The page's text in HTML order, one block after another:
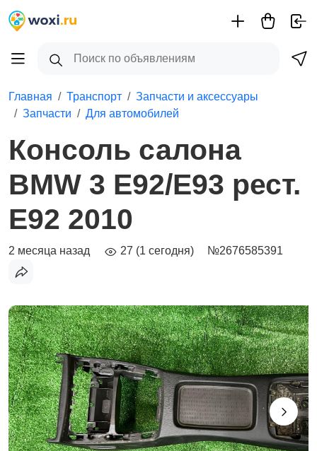
Главная Транспорт
Запчасти и аксессуары
Запчасти
Для автомобилей
Консоль салона
BMW 3 E92/E93 рест.
E92 2010
2 месяца назад 27 (1 сегодня) №2676585391